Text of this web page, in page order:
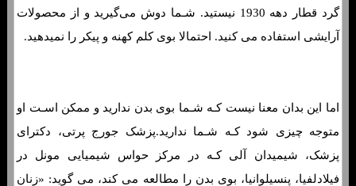
گرد قطار دهه 1930 نیستید. شـما دوش می‌گیرید و از محصولات
آرایشی استفاده می کنید. احتمالا بوی کلم کهنه و پيکر را نمیدهید.
اما این بدان معنا نیست کـه شـما بوی بدن ندارید و ممکن اسـت او
متوجه چیزی شود کـه شـما ندارید.پزشک جورج پرتی، دکترای
پزشک، شیمیدان آلی کـه در مرکز حواس شیمیایی مونل در
فیلادلفیا، پنسیلوانیا، بوی بدن را مطالعه می کند، می گوید: «زنان